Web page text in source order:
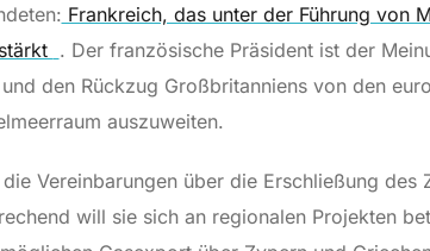
Frankreich, das unter der Führung von
. Der französische Präsident ist der
den Rückzug Großbritanniens von den
auszuweiten.
Vereinbarungen über die Erschließung
will sie sich an regionalen Projekten